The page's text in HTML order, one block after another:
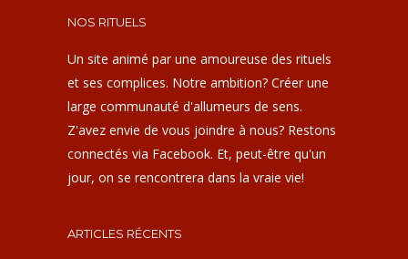
NOS RITUELS
Un site animé par une amoureuse des rituels
et ses complices. Notre ambition? Créer une
large communauté d'allumeurs de sens.
Z'avez envie de vous joindre à nous? Restons
connectés via Facebook. Et, peut-être qu'un
jour, on se rencontrera dans la vraie vie!
ARTICLES RÉCENTS